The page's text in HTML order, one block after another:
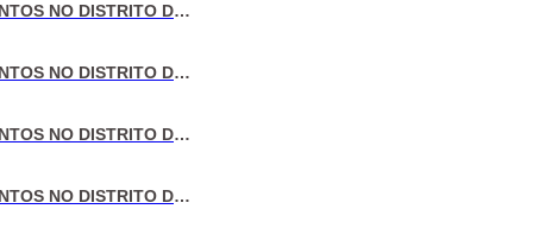
VENDA DE APARTAMENTOS NO DISTRITO DO PORTO
VENDA DE APARTAMENTOS NO DISTRITO DE AVEIRO
VENDA DE APARTAMENTOS NO DISTRITO DE COIMBRA
VENDA DE APARTAMENTOS NO DISTRITO DE LEIRIA